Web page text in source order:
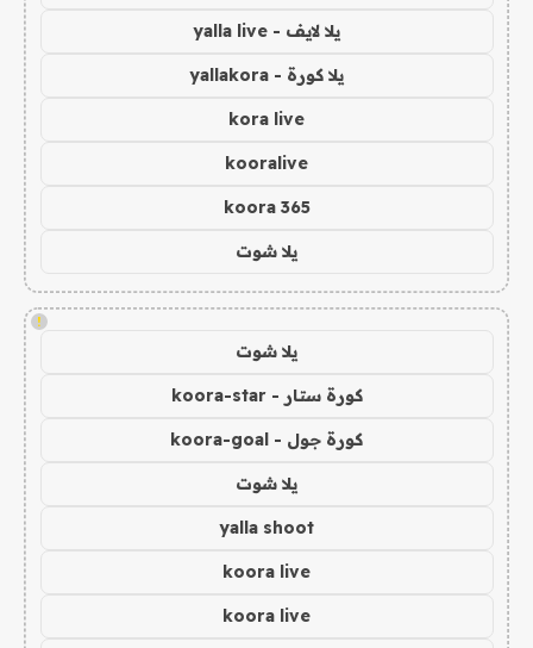
يلا لايف - yalla live
يلا كورة - yallakora
kora live
kooralive
koora 365
يلا شوت
!
يلا شوت
كورة ستار - koora-star
كورة جول - koora-goal
يلا شوت
yalla shoot
koora live
koora live